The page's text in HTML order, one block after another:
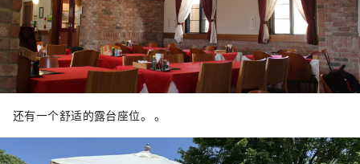
还有一个舒适的露台座位。 。